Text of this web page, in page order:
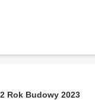
Rok Budowy 2023